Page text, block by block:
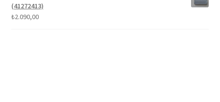
(41272413)
₺2.090,00